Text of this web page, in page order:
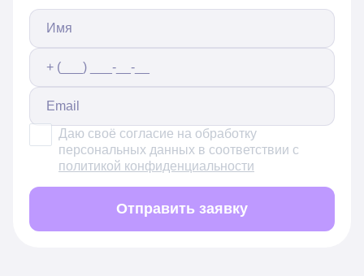
Даю своё согласие на обработку
персональных данных в соответствии с
политикой конфиденциальности
Отправить заявку